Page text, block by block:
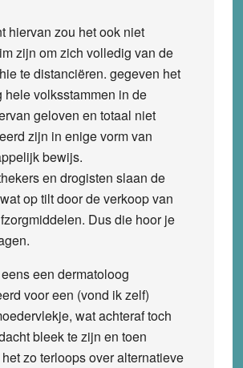
hiervan zou het ook niet
zijn om zich volledig van de
te distanciëren. gegeven het
hele volksstammen in de
geloven en totaal niet
zijn in enige vorm van
bewijs.
en drogisten slaan de
op tilt door de verkoop van
Dus die hoor je
een dermatoloog
voor een (vond ik zelf)
wat achteraf toch
bleek te zijn en toen
zo terloops over alternatieve